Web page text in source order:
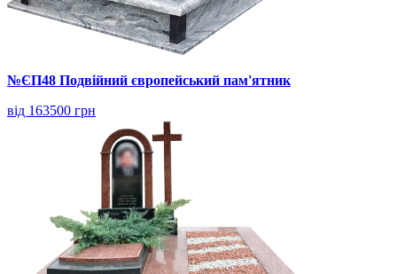
№ЄП48 Подвійний європейський пам'ятник
від 163500 грн